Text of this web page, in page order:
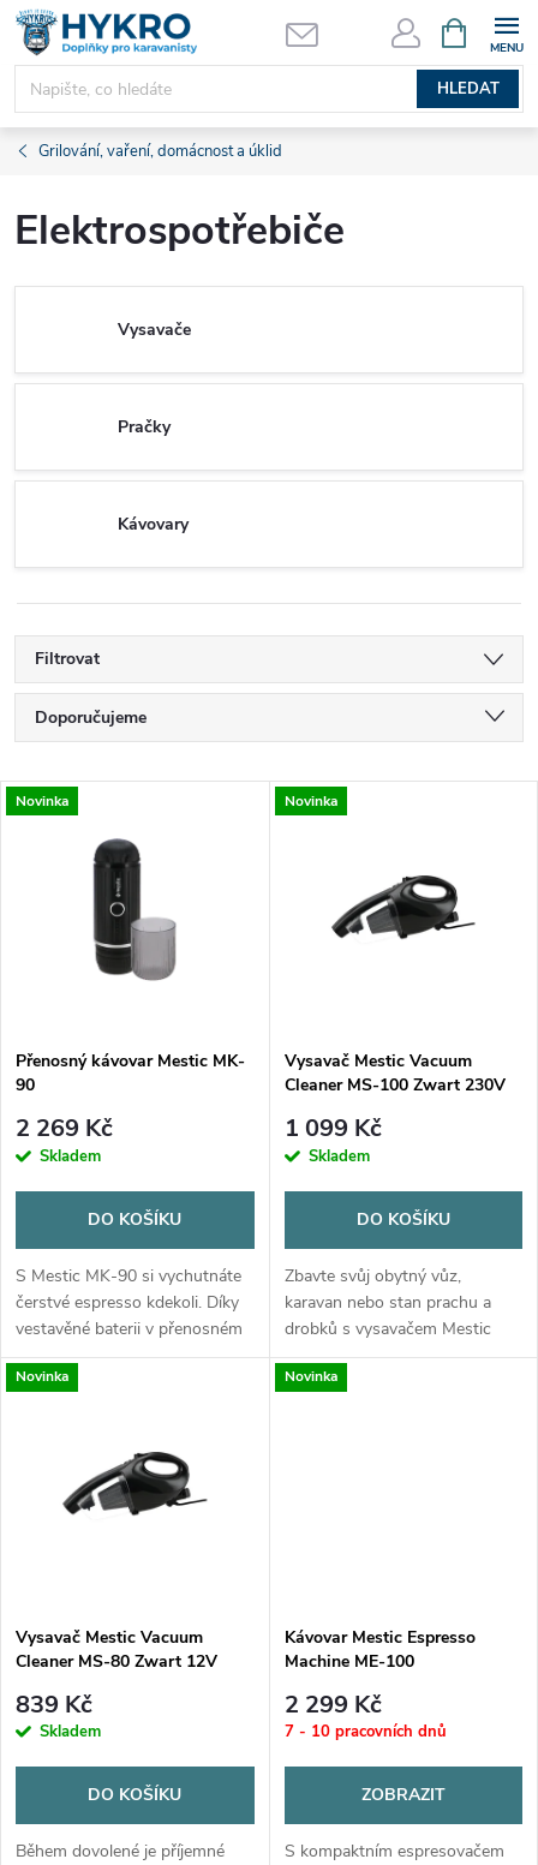
Přejít
obsah
HLEDAT
NÁKUPNÍ
KOŠÍK
Grilování, vaření, domácnost a úklid
Elektrospotřebiče
Vysavače
Pračky
Kávovary
Filtrovat
Ř
a
p
r
o
d
u
k
Doporučujeme
Nejdražší
Nejprodávanější
V
s
p
r
d
u
k
Novinka
Přenosný kávovar Mestic MK-
90
2 269 Kč
Skladem
DO KOŠÍKU
S Mestic MK-90 si vychutnáte
čerstvé espresso kdekoli. Díky
vestavěné baterii v přenosném
kávovaru si můžete kdekoli
ohřát vodu a připravit svůj
Novinka
Vysavač Mestic Vacuum
Cleaner MS-100 Zwart 230V
1 099 Kč
Skladem
DO KOŠÍKU
Zbavte svůj obytný vůz,
karavan nebo stan prachu a
drobků s vysavačem Mestic
MS-100 černý 230 V. Díky
připojení 220-240 V se vysavač
Novinka
Vysavač Mestic Vacuum
Cleaner MS-80 Zwart 12V
839 Kč
Skladem
DO KOŠÍKU
Během dovolené je příjemné
Novinka
Kávovar Mestic Espresso
Machine ME-100
2 299 Kč
7 - 10 pracovních dnů
ZOBRAZIT
S kompaktním espresovačem